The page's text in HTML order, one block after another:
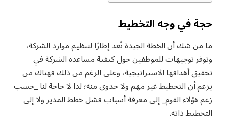
حجة في وجه التخطيط
ما من شك أن الخطة الجيدة تُعد إطارًا لتنظيم موارد الشركة،
وتوفر توجيهات للموظفين حول كيفية مساعدة الشركة في
تحقيق أهدافها الاستراتيجية، وعلى الرغم من ذلك فهناك من
يزعم أن التخطيط غير مهم ولا جدوى منه؛ لذا لا حاجة لنا _حسب
زعم هؤلاء القوم_ إلى معرفة أسباب فشل خطط المدير ولا إلى
التخطيط ذاته.